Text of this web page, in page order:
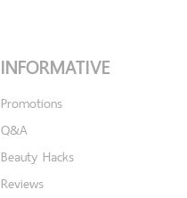
INFORMATIVE
Promotions
Q&A
Beauty Hacks
Reviews